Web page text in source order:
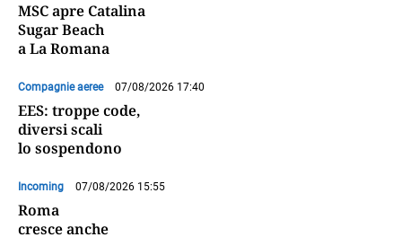
MSC apre Catalina
Sugar Beach
a La Romana
Compagnie aeree 07/08/2026 17:40
EES: troppe code,
diversi scali
lo sospendono
Incoming 07/08/2026 15:55
Roma
cresce anche